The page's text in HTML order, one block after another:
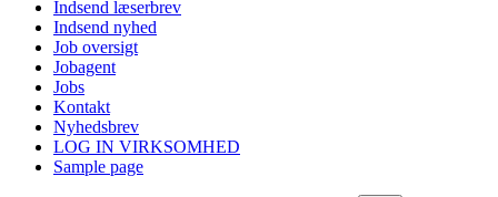
Indsend læserbrev
Indsend nyhed
Job oversigt
Jobagent
Jobs
Kontakt
Nyhedsbrev
LOG IN VIRKSOMHED
Sample page